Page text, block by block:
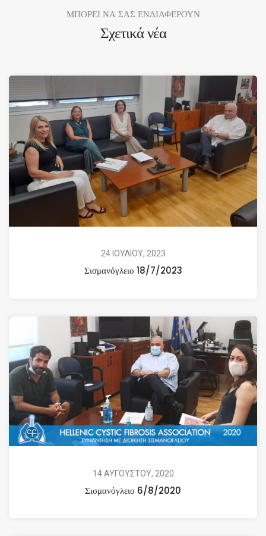
ΜΠΟΡΕΙ ΝΑ ΣΑΣ ΕΝΔΙΑΦΕΡΟΥΝ
Σχετικά νέα
24 ΙΟΥΛΙΟΥ, 2023
Σισμανόγλειο 18/7/2023
14 ΑΥΓΟΥΣΤΟΥ, 2020
Σισμανόγλειο 6/8/2020